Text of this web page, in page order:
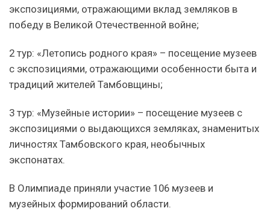
экспозициями, отражающими вклад земляков в
победу в Великой Отечественной войне;
2 тур: «Летопись родного края» – посещение музеев
с экспозициями, отражающими особенности быта и
традиций жителей Тамбовщины;
3 тур: «Музейные истории» – посещение музеев с
экспозициями о выдающихся земляках, знаменитых
личностях Тамбовского края, необычных
экспонатах.
В Олимпиаде приняли участие 106 музеев и
музейных формирований области.